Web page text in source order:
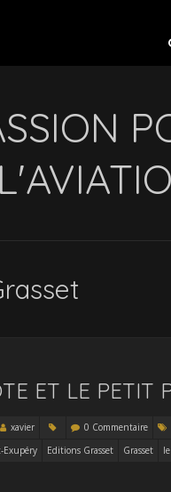
ET LE PETIT
xavier
0 Commentaire
Exupéry
Editions Grasset Grasset